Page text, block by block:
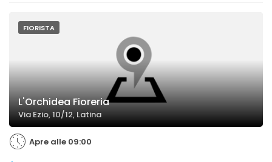
FIORISTA
L'Orchidea Fioreria
Via Ezio, 10/12, Latina
Apre alle 09:00